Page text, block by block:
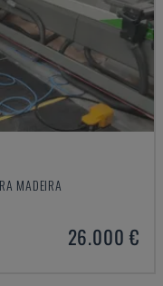
MADEIRA
26.000 €